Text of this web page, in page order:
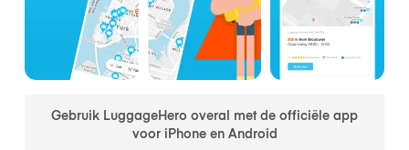
Gebruik LuggageHero overal met de officiële app
voor iPhone en Android